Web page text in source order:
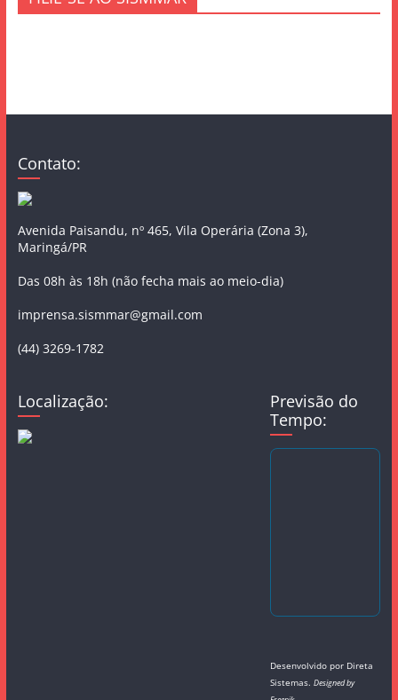
Contato:
Avenida Paisandu, nº 465, Vila Operária (Zona 3),
Maringá/PR
Das 08h às 18h (não fecha mais ao meio-dia)
imprensa.sismmar@gmail.com
(44) 3269-1782
Localização:
Previsão do
Tempo:
Desenvolvido por Direta
Sistemas.Designed by